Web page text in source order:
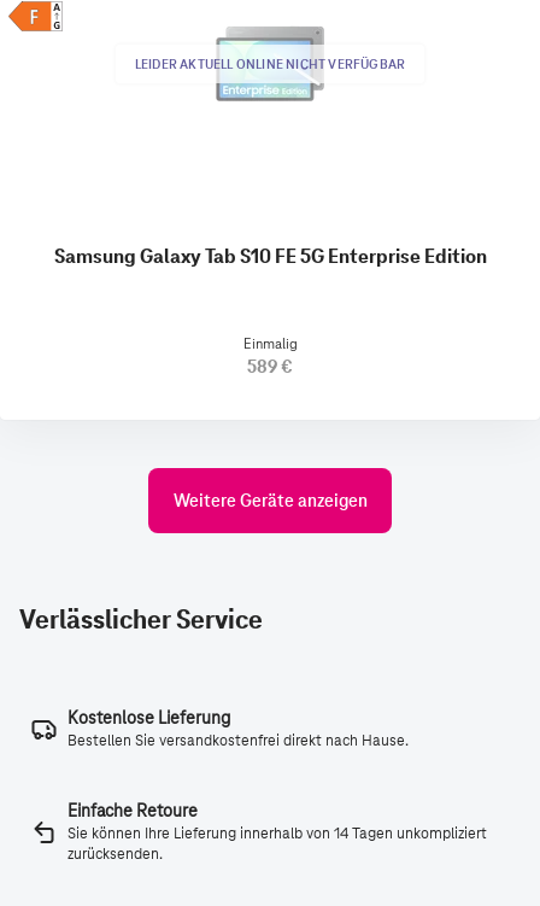
LEIDER AKTUELL ONLINE NICHT VERFÜGBAR
Samsung Galaxy Tab S10 FE 5G Enterprise Edition
Einmalig
589 €
Weitere Geräte anzeigen
Verlässlicher Service
Kostenlose Lieferung
Bestellen Sie versandkostenfrei direkt nach Hause.
Einfache Retoure
Sie können Ihre Lieferung innerhalb von 14 Tagen unkompliziert
zurücksenden.